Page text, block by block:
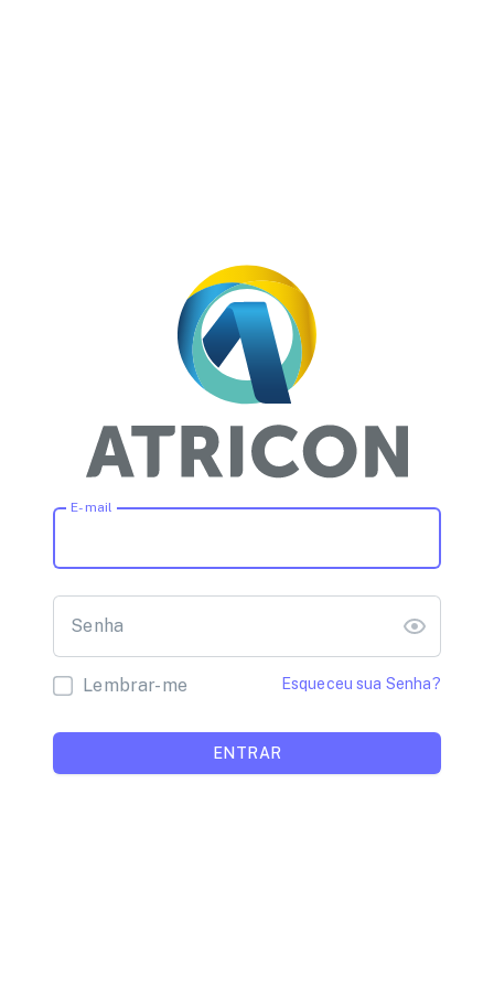
E-mail
Senha
Lembrar-me Esqueceu sua Senha?
ENTRAR